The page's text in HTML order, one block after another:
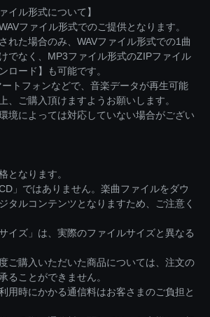
イル形式について】
ファイル形式でのご提供となります。
れた場合のみ、WAVファイル形式での1曲
でなく、MP3ファイル形式のZIPファイル
ロード】も可能です。
トフォンなどで、音楽データが再生可能
、ご購入頂けますようお願いします。
境によっては対応していない場合がござい
となります。
」ではありません。楽曲ファイルをダウ
タルコンテンツとなりますため、ご注意く
イズ」は、実際のファイルサイズと異なる
ご購入いただいた商品については、注文の
ることができません。
用時にかかる通信料はお客さまのご負担と